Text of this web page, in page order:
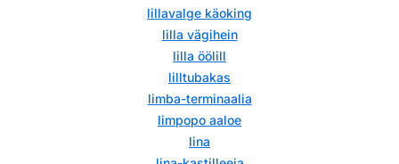
lillavalge käoking
lilla vägihein
lilla öölill
lilltubakas
limba-terminaalia
limpopo aaloe
lina